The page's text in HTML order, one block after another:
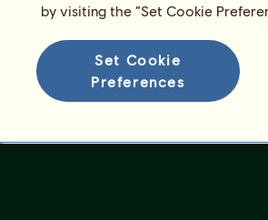
by visiting the “Set Cookie
Set Cookie
Preferences